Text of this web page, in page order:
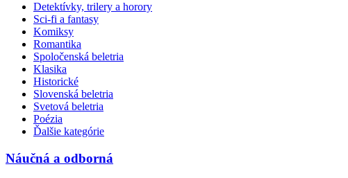
Detektívky, trilery a horory
Sci-fi a fantasy
Komiksy
Romantika
Spoločenská beletria
Klasika
Historické
Slovenská beletria
Svetová beletria
Poézia
Ďalšie kategórie
Náučná a odborná